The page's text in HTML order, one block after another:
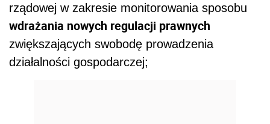
rządowej w zakresie monitorowania sposobu
wdrażania nowych regulacji prawnych
zwiększających swobodę prowadzenia
działalności gospodarczej;